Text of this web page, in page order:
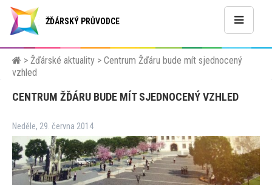
ŽĎÁRSKÝ PRŮVODCE
> Žďárské aktuality > Centrum Žďáru bude mít sjednocený
vzhled
CENTRUM ŽĎÁRU BUDE MÍT SJEDNOCENÝ VZHLED
Neděle, 29. června 2014